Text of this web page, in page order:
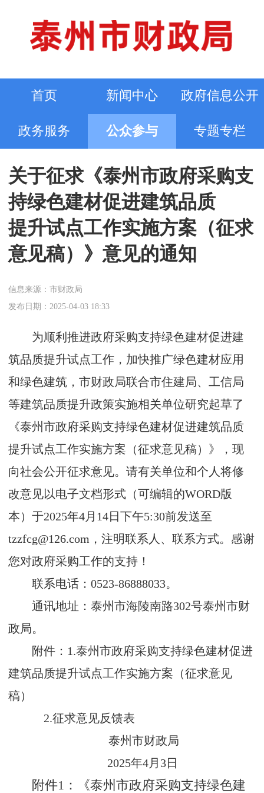
首页 新闻中心 政府信息公开
政务服务 公众参与 专题专栏
关于征求《泰州市政府采购支
持绿色建材促进建筑品质
提升试点工作实施方案（征求
意见稿）》意见的通知
信息来源：市财政局
发布日期：2025-04-03 18:33
为顺利推进政府采购支持绿色建材促进建
筑品质提升试点工作，加快推广绿色建材应用
和绿色建筑，市财政局联合市住建局、工信局
等建筑品质提升政策实施相关单位研究起草了
《泰州市政府采购支持绿色建材促进建筑品质
提升试点工作实施方案（征求意见稿）》，现
向社会公开征求意见。请有关单位和个人将修
改意见以电子文档形式（可编辑的WORD版
本）于2025年4月14日下午5:30前发送至
tzzfcg@126.com，注明联系人、联系方式。感谢
您对政府采购工作的支持！
联系电话：0523-86888033。
通讯地址：泰州市海陵南路302号泰州市财
政局。
附件：1.泰州市政府采购支持绿色建材促进
建筑品质提升试点工作实施方案（征求意见
稿）
2.征求意见反馈表
泰州市财政局
2025年4月3日
附件1：《泰州市政府采购支持绿色建